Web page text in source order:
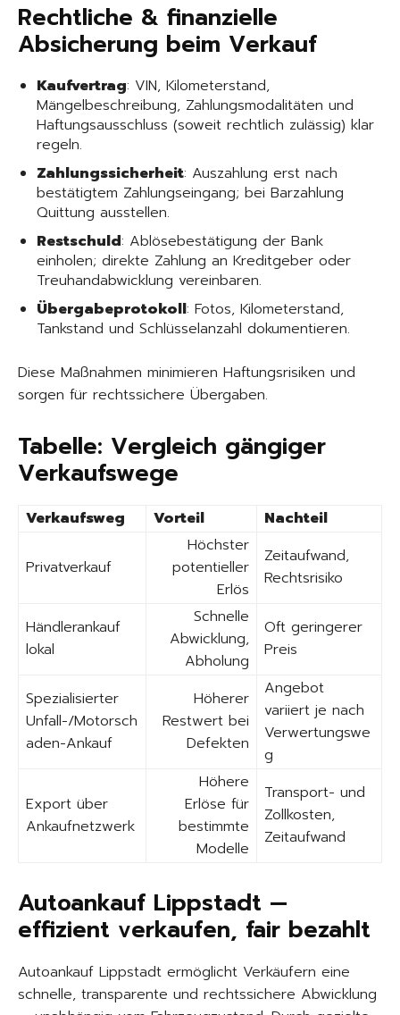
Rechtliche & finanzielle
Absicherung beim Verkauf
Kaufvertrag: VIN, Kilometerstand,
Mängelbeschreibung, Zahlungsmodalitäten und
Haftungsausschluss (soweit rechtlich zulässig) klar
regeln.
Zahlungssicherheit: Auszahlung erst nach
bestätigtem Zahlungseingang; bei Barzahlung
Quittung ausstellen.
Restschuld: Ablösebestätigung der Bank
einholen; direkte Zahlung an Kreditgeber oder
Treuhandabwicklung vereinbaren.
Übergabeprotokoll: Fotos, Kilometerstand,
Tankstand und Schlüsselanzahl dokumentieren.
Diese Maßnahmen minimieren Haftungsrisiken und
sorgen für rechtssichere Übergaben.
Tabelle: Vergleich gängiger
Verkaufswege
Verkaufsweg Vorteil Nachteil
Privatverkauf
Höchster
potentieller
Erlös
Zeitaufwand,
Rechtsrisiko
Händlerankauf
lokal
Schnelle
Abwicklung,
Abholung
Oft geringerer
Preis
Spezialisierter
Unfall-/Motorsch
aden-Ankauf
Höherer
Restwert bei
Defekten
Angebot
variiert je nach
Verwertungswe
g
Export über
Ankaufnetzwerk
Höhere
Erlöse für
bestimmte
Modelle
Transport- und
Zollkosten,
Zeitaufwand
Autoankauf Lippstadt —
effizient verkaufen, fair bezahlt
Autoankauf Lippstadt ermöglicht Verkäufern eine
schnelle, transparente und rechtssichere Abwicklung